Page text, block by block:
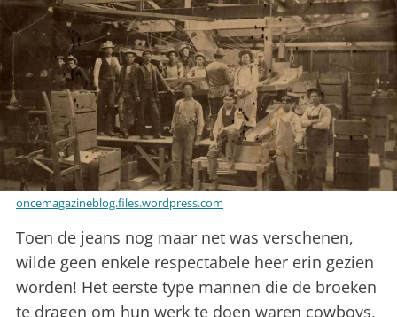
oncemagazineblog.files.wordpress.com
Toen de jeans nog maar net was verschenen,
wilde geen enkele respectabele heer erin gezien
worden! Het eerste type mannen die de broeken
te dragen om hun werk te doen waren cowboys,